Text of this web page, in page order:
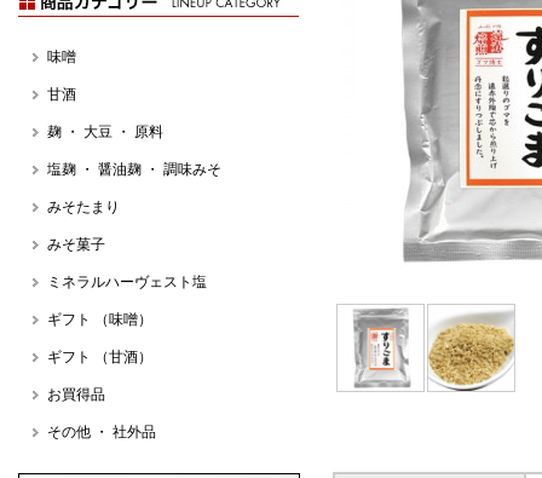
味噌
甘酒
麹 ・ 大豆 ・ 原料
塩麹 ・ 醤油麹 ・ 調味みそ
みそたまり
みそ菓子
ミネラルハーヴェスト塩
ギフト （味噌）
ギフト （甘酒）
お買得品
その他 ・ 社外品